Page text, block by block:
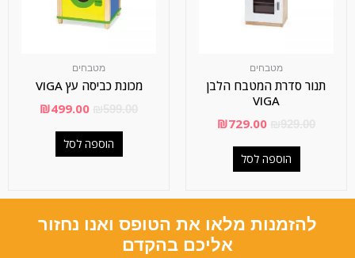
מטבחים
מכונת כביסה עץ VIGA
₪499.00
הוספה לסל
מטבחים
תנור סדרת המטבח הלבן
VIGA
₪729.00
הוספה לסל
להזמנות מלאו את הטופס ואנו נחזור
אליכם בהקדם